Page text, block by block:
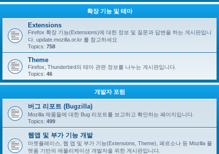
확장 기능 및 테마
Extensions
Firefox 확장 기능(Extensions)에 대한 정보 및 질문과 답변을 하는 게시판입니
다. update.mozilla.or.kr 를 참고하세요
Topics: 758
Theme
Firefox, Thunderbird의 테마 관련 정보를 나누는 게시판입니다.
Topics: 46
개발자 포럼
버그 리포트 (Bugzilla)
Mozilla 제품들에 대한 Bug 리포트를 보고하고 확인하는 페이지입니다.
Topics: 499
웹앱 및 부가 기능 개발
마켓플레이스, 웹 앱 및 부가 기능(Extensions, Theme), 페르소나 등 Mozilla 플
랫폼 기반의 애플리케이션 개발자을 위한 게시판입니다.